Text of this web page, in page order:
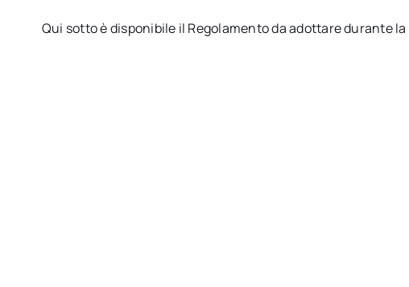
Qui sotto è disponibile il Regolamento da adottare durante la